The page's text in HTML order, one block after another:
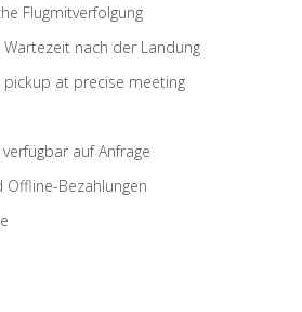
Flugmitverfolgung
nach der Landung
pickup at precise meeting
auf Anfrage
Offline-Bezahlungen